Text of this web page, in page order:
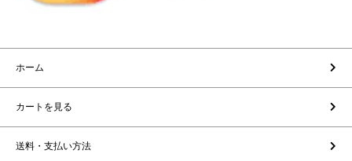
ホーム
カートを見る
送料・支払い方法